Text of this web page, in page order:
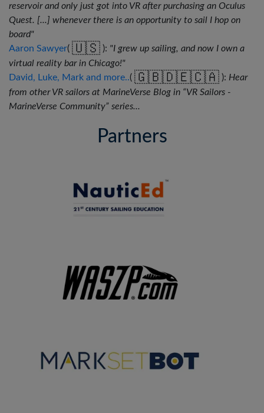
reservoir and only just got into VR after purchasing an Oculus
Quest. [...] whenever there is an opportunity to sail I hop on
board"
Aaron Sawyer( 🇺🇸 ): "I grew up sailing, and now I own a
virtual reality bar in Chicago!"
David, Luke, Mark and more..( 🇬🇧🇩🇪🇨🇦 ): Hear
from other VR sailors at MarineVerse Blog in “VR Sailors -
MarineVerse Community” series...
Partners